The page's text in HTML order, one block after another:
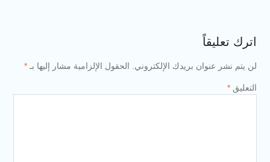
اترك تعليقاً
لن يتم نشر عنوان بريدك الإلكتروني. الحقول الإلزامية مشار إليها بـ *
التعليق *